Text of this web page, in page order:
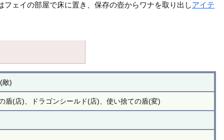
フェイの部屋で床に置き、保存の壺からワナを取り出しアイテ
敵)
盾(店)、ドラゴンシールド(店)、使い捨ての盾(変)